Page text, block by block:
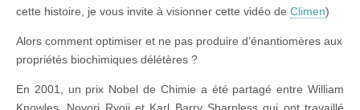
cette histoire, je vous invite à visionner cette vidéo de Climen)
Alors comment optimiser et ne pas produire d’énantiomères aux
propriétés biochimiques délétères ?
En 2001, un prix Nobel de Chimie a été partagé entre William
Knowles, Noyori Ryoji et Karl Barry Sharpless qui ont travaillé